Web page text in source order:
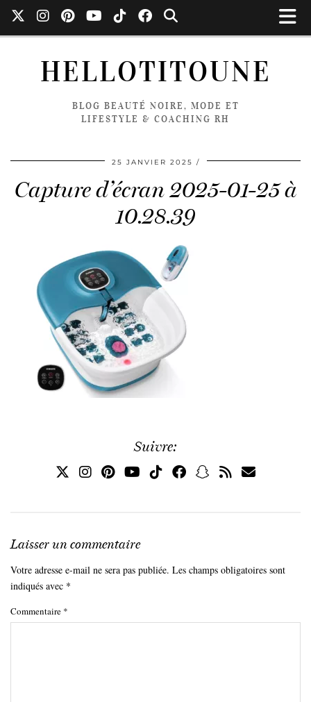
HELLOTITOUNE
BLOG BEAUTÉ NOIRE, MODE ET
LIFESTYLE & COACHING RH
25 JANVIER 2025
Capture d’écran 2025-01-25 à
10.28.39
Suivre:
Laisser un commentaire
Votre adresse e-mail ne sera pas publiée. Les champs obligatoires sont
indiqués avec *
Commentaire *